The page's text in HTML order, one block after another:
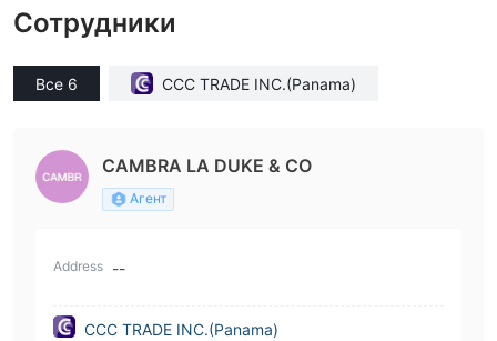
Сотрудники
Все 6 CCC TRADE INC.(Panama)
CAMBRA LA DUKE & CO
Агент
Address --
CCC TRADE INC.(Panama)